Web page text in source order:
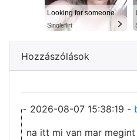
Looking for someone in Columbus today
Singleflirt
Hozzászólások
2026-08-07 15:38:19 -
na itt mi van mar